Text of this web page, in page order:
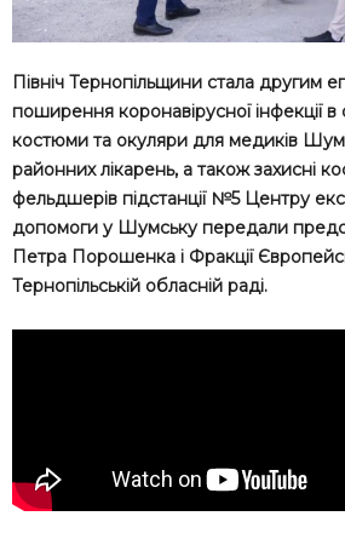
Північ Тернопільщини стала другим
поширення коронавірусної інфекції в
костюми та окуляри для медиків
районних лікарень, а також захисні
фельдшерів підстанції №5 Центру
допомоги у Шумську передали
Петра Порошенка і Фракції
Тернопільській обласній раді.